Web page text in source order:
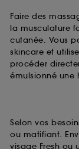
Faire des
la musculature
cutanée. Vous
skincare et
procéder
émulsionné une
Selon vos
ou matifiant.
visage Fresh ou